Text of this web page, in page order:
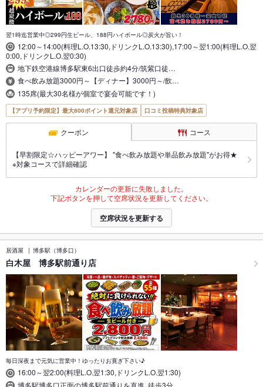
翌1時迄営業中◎299円生ビール、188円ハイボール◎炭火が旨い！
12:00～14:00(料理L.O.13:30,ドリンクL.O.13:30),17:00～翌1:00(料理L.O.翌
0:00,ドリンクL.O.翌0:30)
地下鉄空港線博多駅東6出口徒歩約4分/筑紫口徒…
食べ飲み放題3000円～【ディナー】3000円～/飲…
135席(最大30名様が個室で宴会可能です！)
【アプリ予約限定】最大800ポイント還元対象店 口コミ投稿特典対象店
クーポン コース
【早割限定☆ハッピーアワー】 "食べ飲み放題や単品飲み放題"がお得★
※対象コースで詳細確認
カレンダーの更新に失敗しました。
下記ボタンを押して空席状況を更新してください。
空席状況を更新する
居酒屋 博多駅（博多口）
白木屋 博多駅前通り店
毎日深夜まで元気に営業中！ゆったりお寛ぎ下さい♪
16:00～翌2:00(料理L.O.翌1:30,ドリンクL.O.翌1:30)
博多駅博多口正面の博多駅前通りを直進､徒歩3分